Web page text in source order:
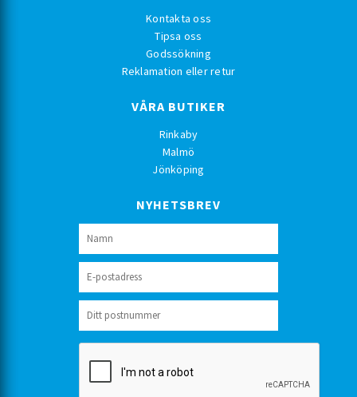
Kontakta oss
Tipsa oss
Godssökning
Reklamation eller retur
VÅRA BUTIKER
Rinkaby
Malmö
Jönköping
NYHETSBREV